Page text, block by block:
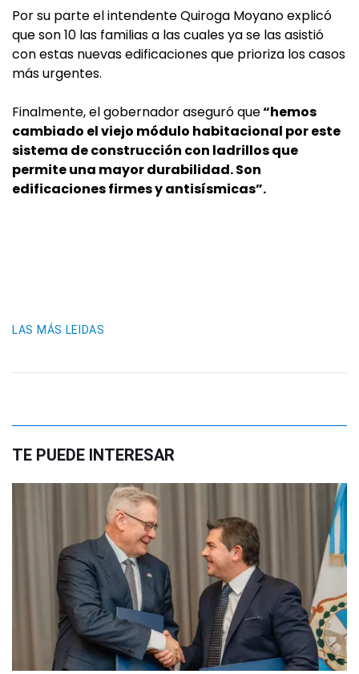
Por su parte el intendente Quiroga Moyano explicó
que son 10 las familias a las cuales ya se las asistió
con estas nuevas edificaciones que prioriza los casos
más urgentes.
Finalmente, el gobernador aseguró que“hemos
cambiado el viejo módulo habitacional por este
sistema de construcción con ladrillos que
permite una mayor durabilidad. Son
edificaciones firmes y antisísmicas”.
LAS MÁS LEIDAS
TE PUEDE INTERESAR